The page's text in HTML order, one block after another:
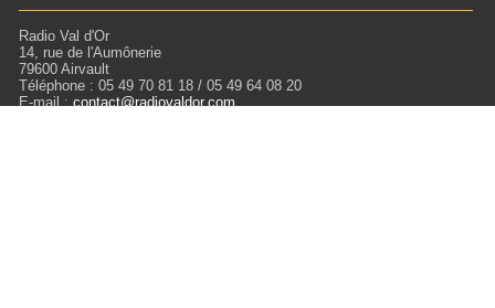
Radio Val d'Or
14, rue de l'Aumônerie
79600 Airvault
Téléphone : 05 49 70 81 18 / 05 49 64 08 20
E-mail :contact@radiovaldor.com